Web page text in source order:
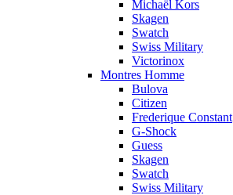
Michaël Kors
Skagen
Swatch
Swiss Military
Victorinox
Montres Homme
Bulova
Citizen
Frederique Constant
G-Shock
Guess
Skagen
Swatch
Swiss Military